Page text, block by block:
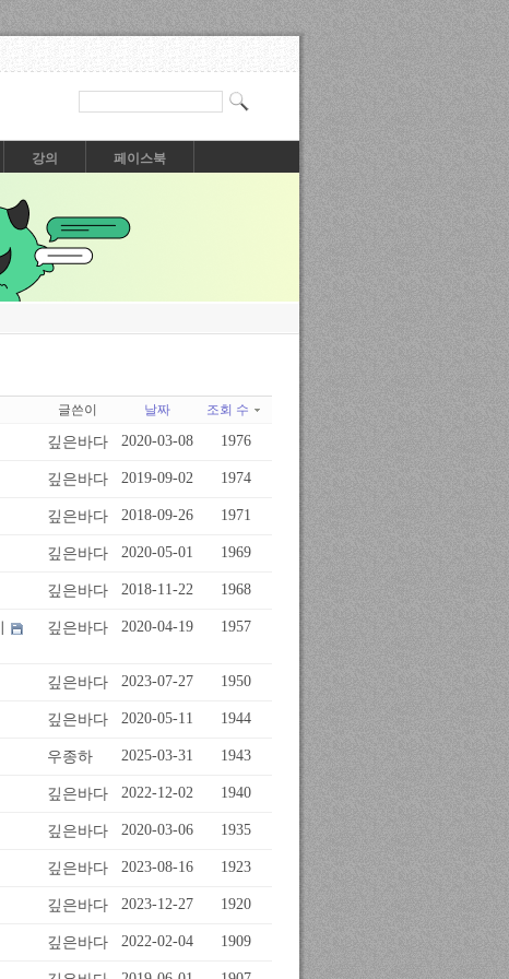
강의 페이스북
글쓴이 날짜 조회 수
깊은바다 2020-03-08 1976
깊은바다 2019-09-02 1974
깊은바다 2018-09-26 1971
깊은바다 2020-05-01 1969
깊은바다 2018-11-22 1968
깊은바다 2020-04-19 1957
깊은바다 2023-07-27 1950
깊은바다 2020-05-11 1944
우종하 2025-03-31 1943
깊은바다 2022-12-02 1940
깊은바다 2020-03-06 1935
깊은바다 2023-08-16 1923
깊은바다 2023-12-27 1920
깊은바다 2022-02-04 1909